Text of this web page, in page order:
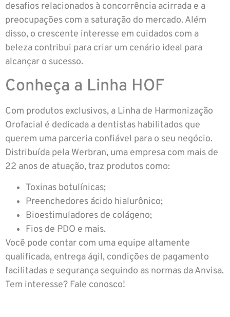
desafios relacionados à concorrência acirrada e a
preocupações com a saturação do mercado. Além
disso, o crescente interesse em cuidados com a
beleza contribui para criar um cenário ideal para
alcançar o sucesso.
Conheça a Linha HOF
Com produtos exclusivos, a Linha de Harmonização
Orofacial é dedicada a dentistas habilitados que
querem uma parceria confiável para o seu negócio.
Distribuída pela Werbran, uma empresa com mais de
22 anos de atuação, traz produtos como:
Toxinas botulínicas;
Preenchedores ácido hialurônico;
Bioestimuladores de colágeno;
Fios de PDO e mais.
Você pode contar com uma equipe altamente
qualificada, entrega ágil, condições de pagamento
facilitadas e segurança seguindo as normas da Anvisa.
Tem interesse? Fale conosco!